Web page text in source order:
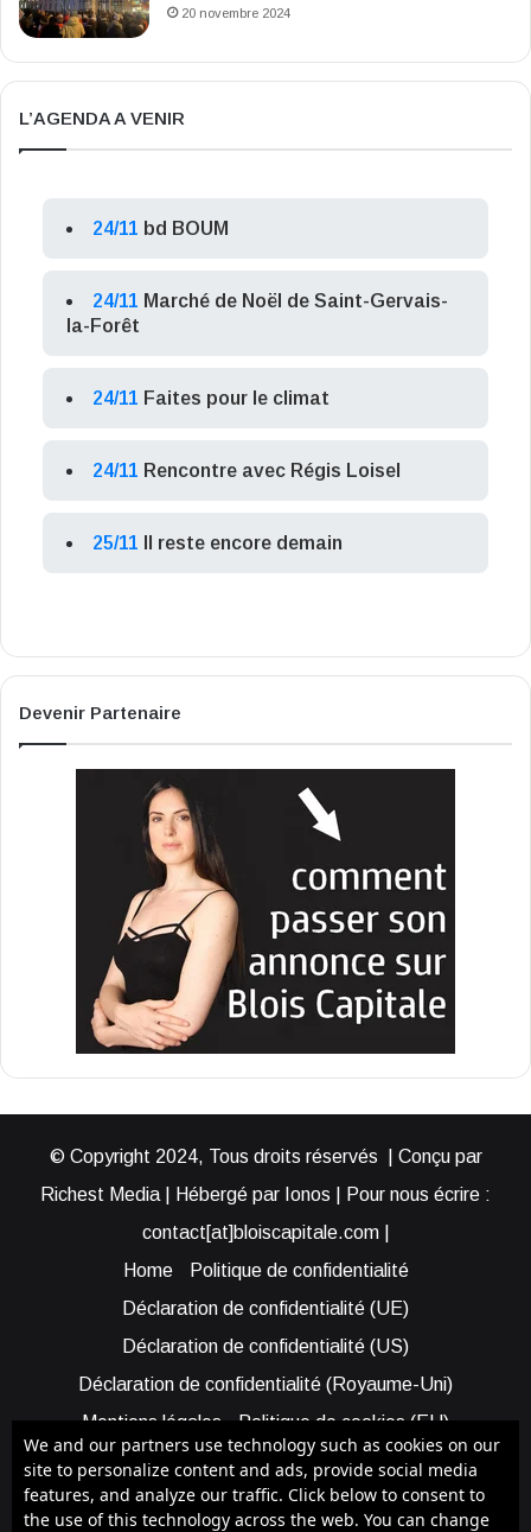
20 novembre 2024
L’AGENDA A VENIR
24/11 bd BOUM
24/11 Marché de Noël de Saint-Gervais-
la-Forêt
24/11 Faites pour le climat
24/11 Rencontre avec Régis Loisel
25/11 Il reste encore demain
Devenir Partenaire
© Copyright 2024, Tous droits réservés | Conçu par
Richest Media | Hébergé par Ionos | Pour nous écrire :
contact[at]bloiscapitale.com |
Home
Politique de confidentialité
Déclaration de confidentialité (UE)
Déclaration de confidentialité (US)
Déclaration de confidentialité (Royaume-Uni)
Mentions légales
Politique de cookies (EU)
Cookie Policy (AUS)
Cookie Policy (US)
Qui sommes-nous ?
Participer à Blois Capitale
We and our partners use technology such as cookies on our
site to personalize content and ads, provide social media
features, and analyze our traffic. Click below to consent to
the use of this technology across the web. You can change